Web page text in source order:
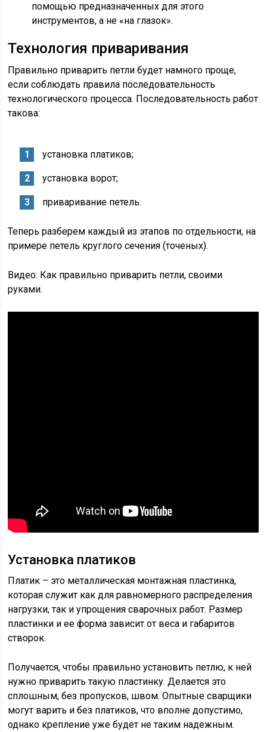
помощью предназначенных для этого
инструментов, а не «на глазок».
Технология приваривания
Правильно приварить петли будет намного проще,
если соблюдать правила последовательность
технологического процесса. Последовательность работ
такова:
установка платиков;
установка ворот;
приваривание петель.
Теперь разберем каждый из этапов по отдельности, на
примере петель круглого сечения (точеных).
Видео: Как правильно приварить петли, своими
руками.
Установка платиков
Платик – это металлическая монтажная пластинка,
которая служит как для равномерного распределения
нагрузки, так и упрощения сварочных работ. Размер
пластинки и ее форма зависит от веса и габаритов
створок.
Получается, чтобы правильно установить петлю, к ней
нужно приварить такую пластинку. Делается это
сплошным, без пропусков, швом. Опытные сварщики
могут варить и без платиков, что вполне допустимо,
однако крепление уже будет не таким надежным.